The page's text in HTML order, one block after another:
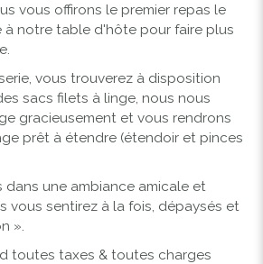
vous offirons le premier repas le
à notre table d'hôte pour faire plus
vous trouverez à disposition
sacs filets à linge, nous nous
gracieusement et vous rendrons
prêt à étendre (étendoir et pinces
dans une ambiance amicale et
vous sentirez à la fois, dépaysés et
».
toutes taxes & toutes charges